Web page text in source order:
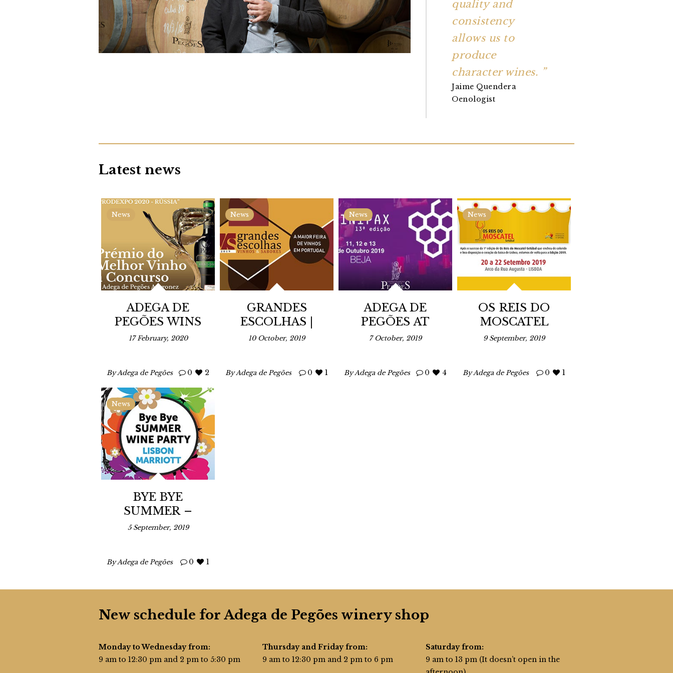
quality and
consistency
allows us to
produce
character wines. ”
Jaime Quendera
Oenologist
Latest news
News
ADEGA DE
PEGÕES WINS
BEST WINE
17 February, 2020
By Adega de Pegões 2
0
News
GRANDES
ESCOLHAS |
VINHOS &
10 October, 2019
By Adega de Pegões 1
0
News
ADEGA DE
PEGÕES AT
VINIPAX
7 October, 2019
By Adega de Pegões 4
0
News
OS REIS DO
MOSCATEL
9 September, 2019
By Adega de Pegões 1
0
News
BYE BYE
SUMMER –
WINE PARTY
5 September, 2019
By Adega de Pegões 1
0
New schedule for Adega de Pegões winery shop
Monday to Wednesday from:
9 am to 12:30 pm and 2 pm to 5:30 pm
Thursday and Friday from:
9 am to 12:30 pm and 2 pm to 6 pm
Saturday from:
9 am to 13 pm (It doesn’t open in the